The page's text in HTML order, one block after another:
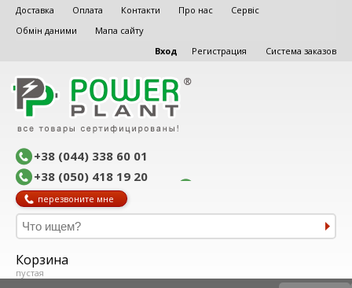
Доставка Оплата Контакти Про нас
Сервіс
Обмін даними
Мапа сайту
Вход
Регистрация Система заказов
+38 (044) 338 60 01
+38 (050) 418 19 20
перезвоните мне
Корзина
пустая